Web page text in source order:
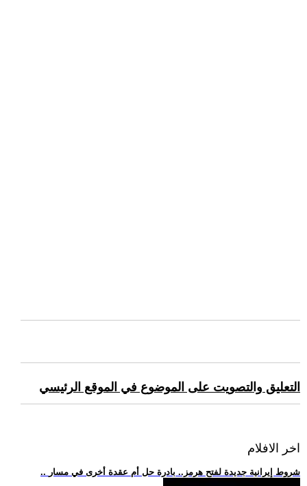
التعليق والتصويت على الموضوع في الموقع الرئيسي
اخر الافلام
.. شروط إيرانية جديدة لفتح هرمز.. بادرة حل أم عقدة أخرى في مسار